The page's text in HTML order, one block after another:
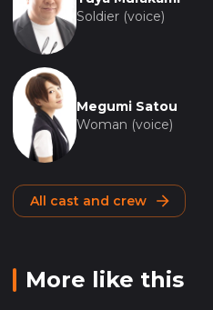
Soldier (voice)
Megumi Satou
Woman (voice)
All cast and crew
More like this